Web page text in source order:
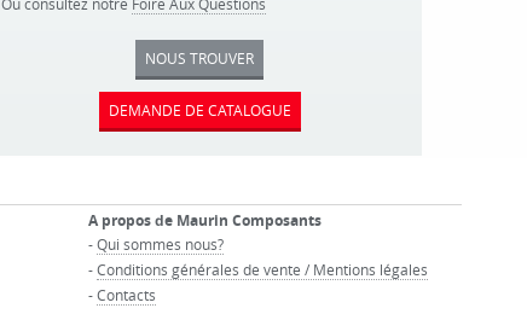
NOUS TROUVER
DEMANDE DE CATALOGUE
A propos de Maurin Composants
-Qui sommes nous?
-Conditions générales de vente / Mentions légales
-Contacts